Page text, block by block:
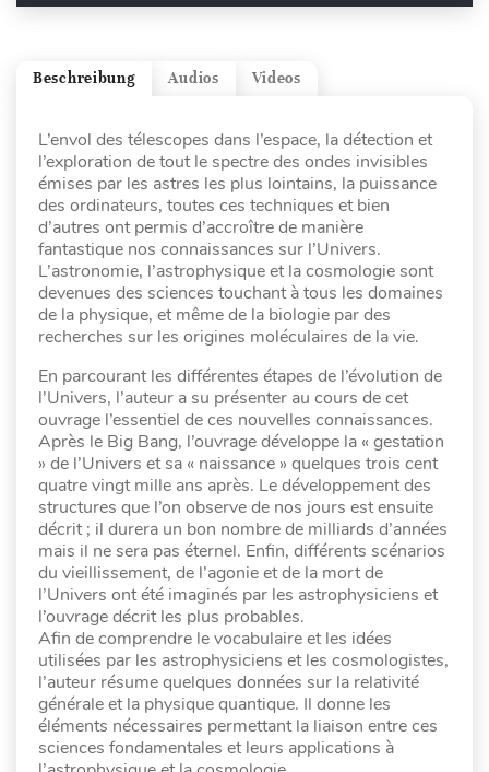
Videos
Audios
Beschreibung
L’envol des télescopes dans l’espace, la détection et
l’exploration de tout le spectre des ondes invisibles
émises par les astres les plus lointains, la puissance
des ordinateurs, toutes ces techniques et bien
d’autres ont permis d’accroître de manière
fantastique nos connaissances sur l’Univers.
L’astronomie, l’astrophysique et la cosmologie sont
devenues des sciences touchant à tous les domaines
de la physique, et même de la biologie par des
recherches sur les origines moléculaires de la vie.
En parcourant les différentes étapes de l’évolution de
l’Univers, l’auteur a su présenter au cours de cet
ouvrage l’essentiel de ces nouvelles connaissances.
Après le Big Bang, l’ouvrage développe la « gestation
» de l’Univers et sa « naissance » quelques trois cent
quatre vingt mille ans après. Le développement des
structures que l’on observe de nos jours est ensuite
décrit ; il durera un bon nombre de milliards d’années
mais il ne sera pas éternel. Enfin, différents scénarios
du vieillissement, de l’agonie et de la mort de
l’Univers ont été imaginés par les astrophysiciens et
l’ouvrage décrit les plus probables.
Afin de comprendre le vocabulaire et les idées
utilisées par les astrophysiciens et les cosmologistes,
l’auteur résume quelques données sur la relativité
générale et la physique quantique. Il donne les
éléments nécessaires permettant la liaison entre ces
sciences fondamentales et leurs applications à